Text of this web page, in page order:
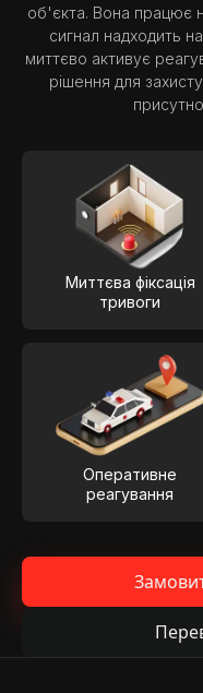
об'єкта. Вона працює
сигнал надходить
миттєво активує
рішення для
Миттєва фіксація
тривоги
Оперативне
реагування